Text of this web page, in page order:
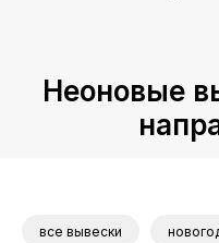
Неоновые
все вывески